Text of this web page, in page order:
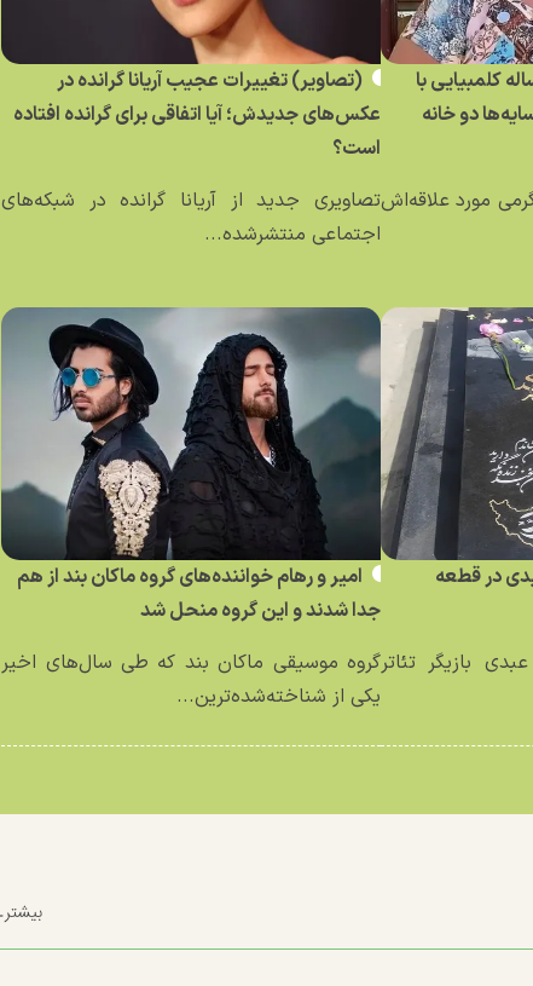
شایعه کلمبیا؛ زن ۶۷ ساله کلمبیایی با
دو خانه
سرگرمی مورد علاقه‌اش
(تصاویر) تغییرات عجیب آریانا گرانده در
عکس‌های جدیدش؛ آیا اتفاقی برای گرانده افتاده
است؟
تصاویری جدید از آریانا گرانده در شبکه‌های
اجتماعی منتشرشده...
در قطعه
بازیگر تئاتر
امیر و رهام خواننده‌های گروه ماکان بند از هم
جدا شدند و این گروه منحل شد
گروه موسیقی ماکان بند که طی سال‌های اخیر
یکی از شناخته‌شده‌ترین...